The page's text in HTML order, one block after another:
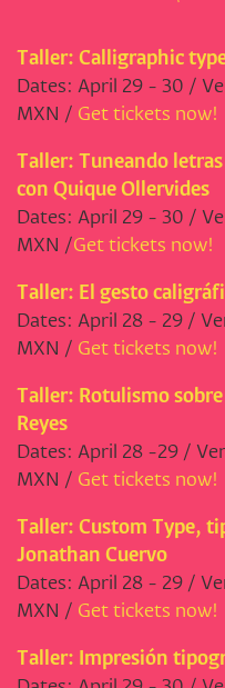
Taller: Calligraphic
Dates: April 29 - 30 /
MXN / Get tickets now!
Taller: Tuneando
con Quique Ollervides
Dates: April 29 - 30 /
MXN /Get tickets now!
Taller: El gesto
Dates: April 28 - 29 /
MXN / Get tickets now!
Taller: Rotulismo
Reyes
Dates: April 28 -29 /
MXN / Get tickets now!
Taller: Custom Type,
Jonathan Cuervo
Dates: April 28 - 29 /
MXN / Get tickets now!
Taller: Impresión